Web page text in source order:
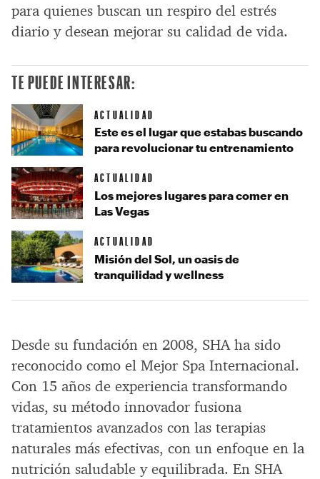
para quienes buscan un respiro del estrés
diario y desean mejorar su calidad de vida.
Desde su fundación en 2008, SHA ha sido
reconocido como el Mejor Spa Internacional.
Con 15 años de experiencia transformando
vidas, su método innovador fusiona
tratamientos avanzados con las terapias
naturales más efectivas, con un enfoque en la
nutrición saludable y equilibrada. En SHA
TE PUEDE INTERESAR:
ACTUALIDAD
Este es el lugar que estabas buscando
para revolucionar tu entrenamiento
ACTUALIDAD
Los mejores lugares para comer en
Las Vegas
ACTUALIDAD
Misión del Sol, un oasis de
tranquilidad y wellness